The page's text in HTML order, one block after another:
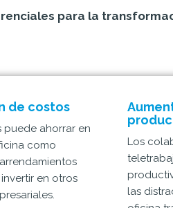
para la
de costos
puede ahorrar en
como
en otros
Los
las